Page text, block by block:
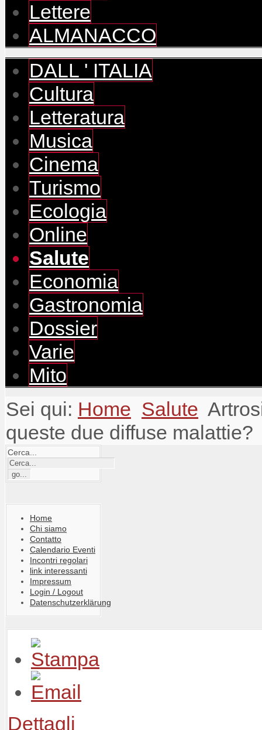
Lettere
ALMANACCO
DALL ' ITALIA
Cultura
Letteratura
Musica
Cinema
Turismo
Ecologia
Online
Salute
Economia
Gastronomia
Dossier
Varie
Mito
Sei qui: Home Salute
queste due diffuse malattie?
Cerca...
Home
Chi siamo
Contatto
Calendario Eventi
Incontri regolari
link interessanti
Impressum
Login / Logout
Datenschutzerklärung
Dettagli